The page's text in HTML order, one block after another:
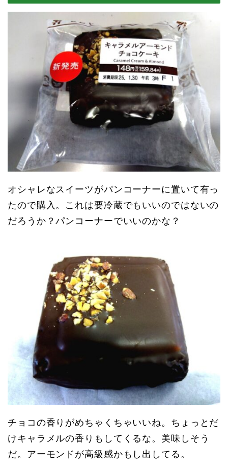
オシャレなスイーツがパンコーナーに置いて有っ
たので購入。これは要冷蔵でもいいのではないの
だろうか？パンコーナーでいいのかな？
チョコの香りがめちゃくちゃいいね。ちょっとだ
けキャラメルの香りもしてくるな。美味しそう
だ。アーモンドが高級感かもし出してる。